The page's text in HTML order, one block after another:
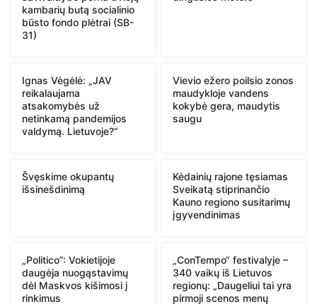
kambarių butą socialinio
būsto fondo plėtrai (SB-
31)
Ignas Vėgėlė: „JAV
reikalaujama
atsakomybės už
netinkamą pandemijos
valdymą. Lietuvoje?“
Vievio ežero poilsio zonos
maudykloje vandens
kokybė gera, maudytis
saugu
Švęskime okupantų
išsinešdinimą
Kėdainių rajone tęsiamas
Sveikatą stiprinančio
Kauno regiono susitarimų
įgyvendinimas
„Politico”: Vokietijoje
daugėja nuogąstavimų
dėl Maskvos kišimosi į
rinkimus
„ConTempo“ festivalyje –
340 vaikų iš Lietuvos
regionų: „Daugeliui tai yra
pirmoji scenos menų